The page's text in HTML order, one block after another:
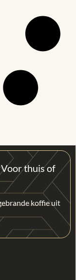
Voor thuis of
koffie uit